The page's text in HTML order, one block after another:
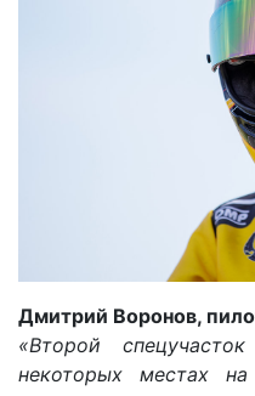
Дмитрий Воронов,
«Второй
некоторых местах